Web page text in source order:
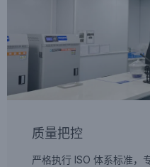
质量把控
严格执行 ISO 体系标准，